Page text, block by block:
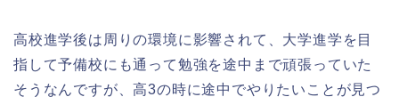
高校進学後は周りの環境に影響されて、大学進学を目
指して予備校にも通って勉強を途中まで頑張っていた
そうなんですが、高3の時に途中でやりたいことが見つ